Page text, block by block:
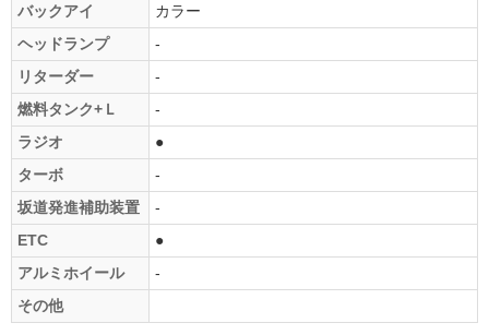
バックアイ
カラー
ヘッドランプ
-
リターダー
-
燃料タンク+Ｌ
-
ラジオ
●
ターボ
-
坂道発進補助装置
-
ETC
●
アルミホイール
-
その他